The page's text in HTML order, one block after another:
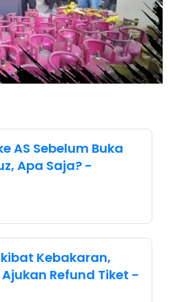
AS Sebelum Buka
Apa Saja? -
Kebakaran,
Refund Tiket -